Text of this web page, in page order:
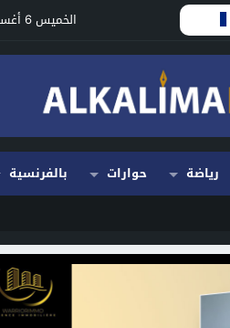
الخميس 6 أغسطس 2026 - 21:59 مساءً
رياضة حوارات
بالفرنسية